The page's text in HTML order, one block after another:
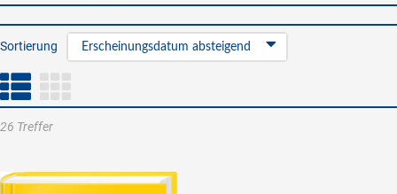
Sortierung Erscheinungsdatum absteigend
26 Treffer